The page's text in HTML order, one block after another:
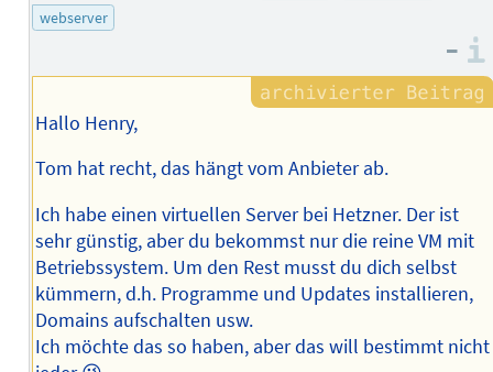
webserver
–
Hallo Henry,
Tom hat recht, das hängt vom Anbieter ab.
Ich habe einen virtuellen Server bei Hetzner. Der ist
sehr günstig, aber du bekommst nur die reine VM mit
Betriebssystem. Um den Rest musst du dich selbst
kümmern, d.h. Programme und Updates installieren,
Domains aufschalten usw.
Ich möchte das so haben, aber das will bestimmt nicht